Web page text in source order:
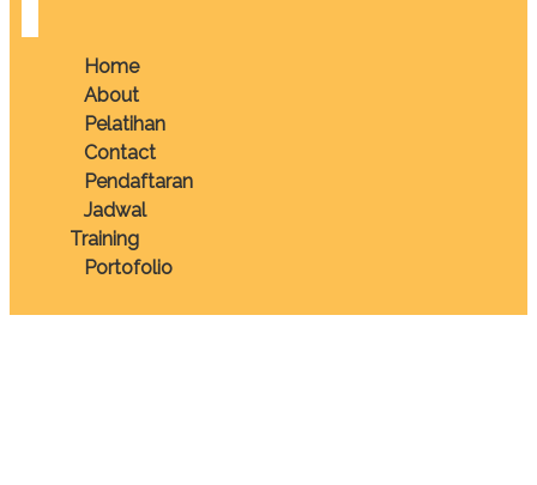
Home
About
Pelatihan
Contact
Pendaftaran
Jadwal
Training
Portofolio